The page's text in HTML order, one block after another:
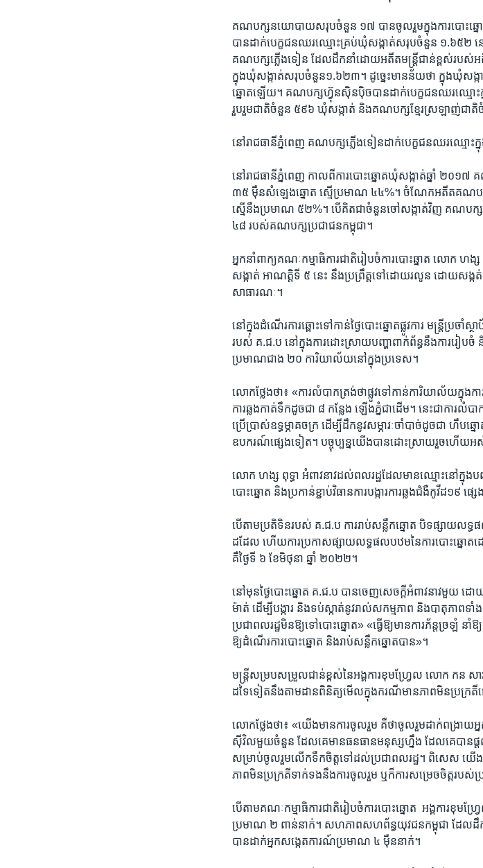
គណបក្ស​នយោបាយសរុប​ចំនួន​ ១៧ ​បាន​ចូលរួម​ក្នុង​ការ​បោះឆ្នោត​
បាន​ដាក់​បេក្ខជន​ឈរ​ឈ្មោះ​គ្រប់​ឃុំ​សង្កាត់​សរុប​ចំនួន​ ១.៦៥
គណបក្ស​ភ្លើង​ទៀន ដែល​ដឹកនាំ​ដោយ​អតីត​មន្រ្តី​ជាន់​ខ្ពស់​របស់​
ក្នុង​ឃុំ​សង្កាត់​សរុប​ចំនួន​១.៦២៣។ ដូច្នេះ​មាន​ន័យ​ថា​ ក្នុង​ឃុំ​ស
ឆ្នោត​ឡើយ។ គណបក្ស​ហ៊្វុនស៊ិនប៉ិច​បាន​ដាក់​បេក្ខជន​ឈរ​ឈ្មោះ​
រួបរួម​ជាតិ​ចំនួន​ ៥៩៦ ​ឃុំ​សង្កាត់ និង​គណបក្ស​ខ្មែរ​ស្រឡាញ់​ជា
នៅ​រាជធានី​ភ្នំពេញ គណបក្ស​ភ្លើង​ទៀន​ដាក់​បេក្ខជន​ឈរ​ឈ្មោ
នៅ​រាជធានី​ភ្នំពេញ កាល​ពី​ការ​បោះ​ឆ្នោត​ឃុំ​សង្កាត់​ឆ្នាំ​ ២០១
៣៥ ​ម៉ឺន​សំឡេង​ឆ្នោត ស្មើ​ប្រមាណ​ ៤៤%។ ចំណែក​អតីត​គណ
ស្មើ​នឹង​ប្រមាណ​ ៥២%។ បើ​គិត​ជា​ចំនួន​ចៅ​សង្កាត់​វិញ​ គណប
៤៨​ របស់​គណបក្ស​ប្រជាជន​កម្ពុជា។
អ្នក​នាំពាក្យ​គណៈកម្មាធិការជាតិ​រៀប​ចំ​ការ​បោះឆ្នាត​ លោក ហង្ស
សង្កាត់​ អាណត្តិ​ទី ៥ ​នេះ នឹង​ប្រព្រឹត្ត​ទៅ​ដោយ​រលូន ដោយ​សង្កត់​
សាធារណៈ។
នៅ​ក្នុង​ដំណើរ​ការ​ឆ្ពោះ​ទៅ​កាន់​ថ្ងៃ​បោះ​ឆ្នោត​ផ្លូវការ មន្រ្តី​ប្រចាំ​
របស់​ គ.ជ.ប នៅ​ក្នុង​ការដោះ​ស្រាយ​បញ្ហា​ពាក់ព័ន្ធ​នឹង​ការ​រៀ
ប្រមាណ​ជាង​ ២០​ ការិយាល័យ​នៅ​ក្នុង​ប្រទេស។
លោក​ថ្លែង​ថា៖ «ការ​លំបាក​ត្រង់​ថា​ផ្លូវ​ទៅ​កាន់​ការិយា​ល័យ​ក្នុង​ក
ការ​ឆ្លង​កាត់​ទឹក​ដូចជា ៨ កន្លែង​ ឡើង​ភ្នំ​ជា​ដើម។ នេះ​ជា​ក
ប្រើ​ប្រាស់​ឧទ្ធម្ភាគចក្រ ដើម្បី​ដឹក​នូវ​សម្ភារៈ​ចាំបាច់​ដូចជា ហឹ
ឧបករណ៍​ផ្សេង​ទៀត។ បច្ចុប្បន្ន​យើង​បាន​ដោះស្រាយ​រួចហើយ​
លោក ហង្ស ពុទ្ធា អំពាវនាវ​ដល់ពលរដ្ឋ​ដែល​មាន​ឈ្មោះ​នៅ​ក្នុង​ប
បោះឆ្នោត​ និង​ប្រកាន់​ខ្ជាប់​វិធានការ​បង្ការ​ការ​ឆ្លង​ជំងឺ​កូវីដ​១៩​
បើ​តាម​ប្រតិទិន​របស់ គ.ជ.ប ការ​រាប់​សន្លឹក​ឆ្នោត បិទ​ផ្សាយ​លទ្
ដដែល ហើយ​ការ​ប្រកាស​ផ្សាយ​លទ្ធផល​បឋម​នៃ​ការ​បោះ​ឆ្នោតដ
គឺ​ថ្ងៃ​ទី​ ៦ ខែ​មិថុនា ឆ្នាំ​ ២០២២។
នៅ​មុន​ថ្ងៃ​បោះ​ឆ្នោត គ.ជ.ប បាន​ចេញ​សេចក្តី​អំពាវនាវ​មួយ ដោ
ម៉ាត់ ដើម្បី​បង្ការ និង​ទប់​ស្កាត់​នូវ​រាល់​សកម្មភាព និង​បាតុភាព​
ប្រជាពលរដ្ឋ​មិន​ឱ្យ​ទៅ​បោះ​ឆ្នោត» «ធ្វើ​ឱ្យ​មាន​ការ​ភ័ន្ត​ច្រឡំ នាំ​
ឱ្យ​ដំណើរ​ការ​បោះ​ឆ្នោត និង​រាប់​សន្លឹក​ឆ្នោត​បាន»។
មន្រ្តី​សម្រប​សម្រួល​ជាន់​ខ្ពស់​នៃ​អង្គការ​ខុមហ្វ្រែល​ លោក កន សា
ដទៃ​ទៀត​នឹង​តាម​ដាន​ពិនិត្យ​មើលក្នុង​ករណីមាន​ភាព​មិន​ប្រក្រតី​ផ្
លោក​ថែ្លង​ថា៖ «យើង​មាន​ការ​ចូលរួម​ គឺ​ថាចូល​រួម​ដាក់​ពង្រាយ​
ស៊ីវិល​មួយ​ចំនួន ដែល​គេ​មាន​ធន​ធាន​មនុស្ស​ហ្នឹង ដែល​គេ​បាន​
សម្រាប់​ចូលរួម​លើក​ទឹកចិត្ត​ទៅ​ដល់​ប្រជា​ពលរដ្ឋ។ ពិសេស​ យើង​ប
ភាព​មិន​ប្រក្រតី​ទាក់​ទង​នឹង​ការ​ចូលរួម ឬ​ក៏​ការ​សម្រេច​ចិត្ត​របស់​
បើតាម​គណៈកម្មាធិការជាតិ​រៀបចំ​ការ​បោះឆ្នោត ​ អង្គការ​ខុមហ្
ប្រមាណ​ ២ ពាន់នាក់។ សហភាព​សហព័ន្ធ​យុវជន​កម្ពុជា ​ដែលដឹ
បាន​ដាក់​អ្នក​សង្កេតការណ៍​ប្រមាណ​ ៤ ម៉ឺន​នាក់។